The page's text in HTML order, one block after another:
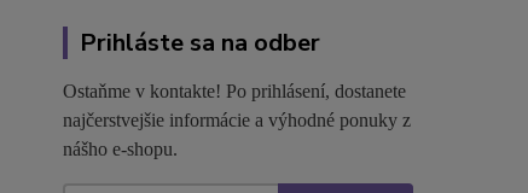
Prihláste sa na odber
Ostaňme v kontakte! Po prihlásení, dostanete
najčerstvejšie informácie a výhodné ponuky z
nášho e-shopu.